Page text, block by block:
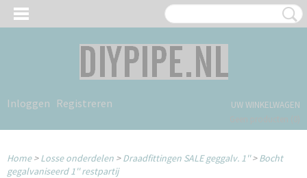
Inloggen Registreren
UW WINKELWAGEN
Home>Losse onderdelen >Draadfittingen SALE geggalv. 1''>Bocht
gegalvaniseerd 1'' restpartij